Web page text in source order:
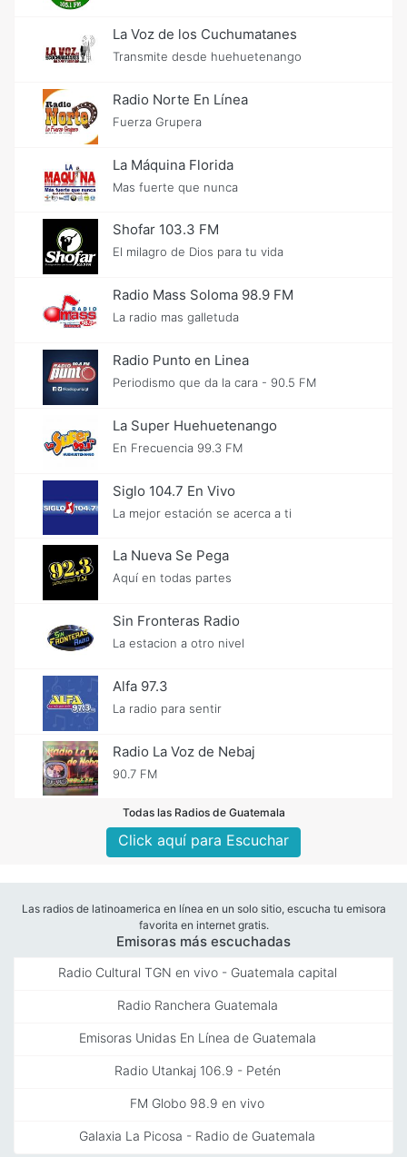
La Voz de los Cuchumatanes
Transmite desde huehuetenango
Radio Norte En Línea
Fuerza Grupera
La Máquina Florida
Mas fuerte que nunca
Shofar 103.3 FM
El milagro de Dios para tu vida
Radio Mass Soloma 98.9 FM
La radio mas galletuda
Radio Punto en Linea
Periodismo que da la cara - 90.5 FM
La Super Huehuetenango
En Frecuencia 99.3 FM
Siglo 104.7 En Vivo
La mejor estación se acerca a ti
La Nueva Se Pega
Aquí en todas partes
Sin Fronteras Radio
La estacion a otro nivel
Alfa 97.3
La radio para sentir
Radio La Voz de Nebaj
90.7 FM
Todas las Radios de Guatemala
Click aquí para Escuchar
Las radios de latinoamerica en línea en un solo sitio, escucha tu emisora
favorita en internet gratis.
Emisoras más escuchadas
Radio Cultural TGN en vivo - Guatemala capital
Radio Ranchera Guatemala
Emisoras Unidas En Línea de Guatemala
Radio Utankaj 106.9 - Petén
FM Globo 98.9 en vivo
Galaxia La Picosa - Radio de Guatemala